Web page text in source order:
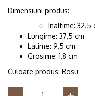
Dimensiuni produs:
Inaltime: 32.5
Lungime: 37,5 cm
Latime: 9,5 cm
Grosime: 1,8 cm
Culoare produs: Rosu
Cantitate